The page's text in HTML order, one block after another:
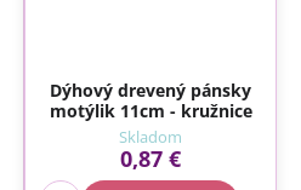
Dýhový drevený pánsky
motýlik 11cm - kružnice
Skladom
0,87 €